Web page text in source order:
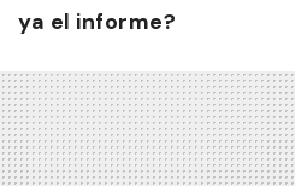
ya el informe?